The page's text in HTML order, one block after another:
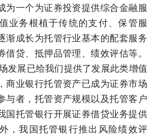
为一个为证券投资提供综合金融服
业务根植于传统的支付、保管服
渐成长为托管行业基本的配套服务
借贷、抵押品管理、绩效评估等。
发展已给我们提供了发展此类增值
商业银行托管资产已成为证券市场
与者，托管资产规模以及托管客户
国托管银行开展证券借贷业务提供
，我国托管银行推出风险绩效评